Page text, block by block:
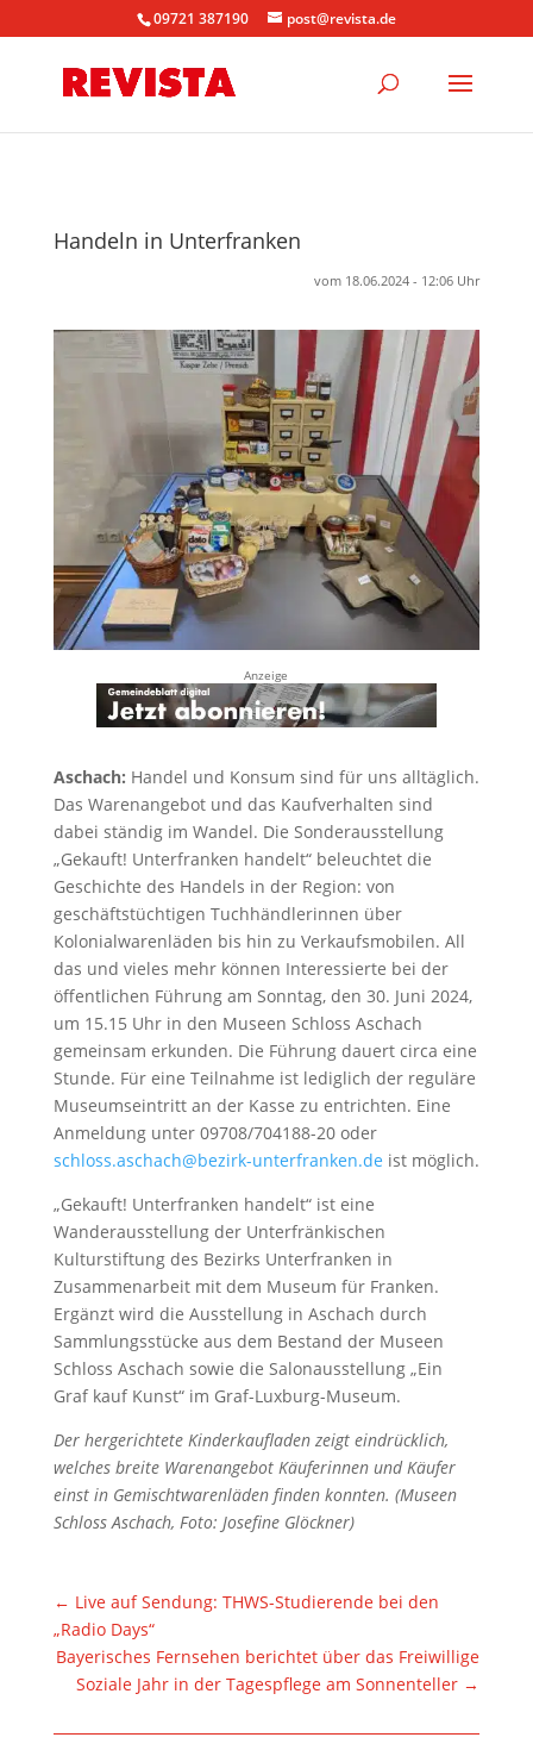
09721 387190 post@revista.de
Handeln in Unterfranken
vom 18.06.2024 - 12:06 Uhr
Anzeige
Aschach: Handel und Konsum sind für uns alltäglich.
Das Warenangebot und das Kaufverhalten sind
dabei ständig im Wandel. Die Sonderausstellung
„Gekauft! Unterfranken handelt“ beleuchtet die
Geschichte des Handels in der Region: von
geschäftstüchtigen Tuchhändlerinnen über
Kolonialwarenläden bis hin zu Verkaufsmobilen. All
das und vieles mehr können Interessierte bei der
öffentlichen Führung am Sonntag, den 30. Juni 2024,
um 15.15 Uhr in den Museen Schloss Aschach
gemeinsam erkunden. Die Führung dauert circa eine
Stunde. Für eine Teilnahme ist lediglich der reguläre
Museumseintritt an der Kasse zu entrichten. Eine
Anmeldung unter 09708/704188-20 oder
schloss.aschach@bezirk-unterfranken.de ist möglich.
„Gekauft! Unterfranken handelt“ ist eine
Wanderausstellung der Unterfränkischen
Kulturstiftung des Bezirks Unterfranken in
Zusammenarbeit mit dem Museum für Franken.
Ergänzt wird die Ausstellung in Aschach durch
Sammlungsstücke aus dem Bestand der Museen
Schloss Aschach sowie die Salonausstellung „Ein
Graf kauf Kunst“ im Graf-Luxburg-Museum.
Der hergerichtete Kinderkaufladen zeigt eindrücklich,
welches breite Warenangebot Käuferinnen und Käufer
einst in Gemischtwarenläden finden konnten. (Museen
Schloss Aschach, Foto: Josefine Glöckner)
← Live auf Sendung: THWS-Studierende bei den
„Radio Days“
Bayerisches Fernsehen berichtet über das Freiwillige
Soziale Jahr in der Tagespflege am Sonnenteller →